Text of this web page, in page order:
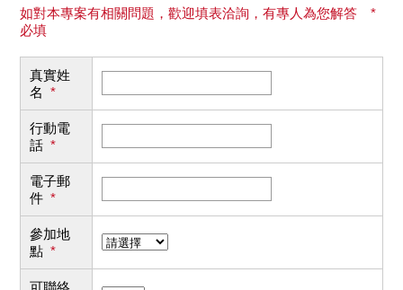
如對本專案有相關問題，歡迎填表洽詢，有專人為您解答 *
必填
真實姓
名 *
行動電
話 *
電子郵
件 *
參加地
點 *
可聯絡